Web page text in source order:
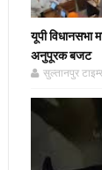
यूपी विधानसभा
अनुपूरक बजट
सुल्तानपुर